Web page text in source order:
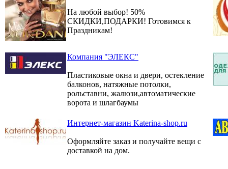
На любой выбор! 50%
СКИДКИ,ПОДАРКИ! Готовимся к
Праздникам!
Компания "ЭЛЕКС"
Пластиковые окна и двери, остекление
балконов, натяжные потолки,
рольставни, жалюзи,автоматические
ворота и шлагбаумы
Интернет-магазин Katerina-shop.ru
Оформляйте заказ и получайте вещи с
доставкой на дом.